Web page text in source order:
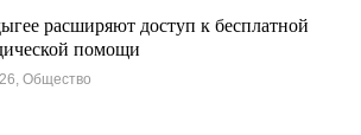
расширяют доступ к бесплатной
помощи
Общество